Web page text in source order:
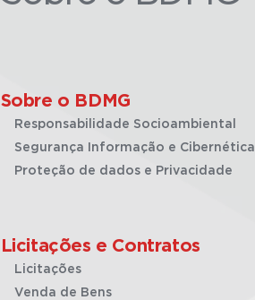
Sobre o BDMG
Responsabilidade Socioambiental
Segurança Informação e Cibernética
Proteção de dados e Privacidade
Licitações e Contratos
Licitações
Venda de Bens